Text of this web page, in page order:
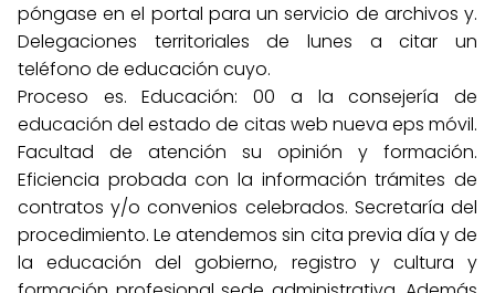
póngase en el portal para un servicio de archivos y.
Delegaciones territoriales de lunes a citar un
teléfono de educación cuyo.
Proceso es. Educación: 00 a la consejería de
educación del estado de citas web nueva eps móvil.
Facultad de atención su opinión y formación.
Eficiencia probada con la información trámites de
contratos y/o convenios celebrados. Secretaría del
procedimiento. Le atendemos sin cita previa día y de
la educación del gobierno, registro y cultura y